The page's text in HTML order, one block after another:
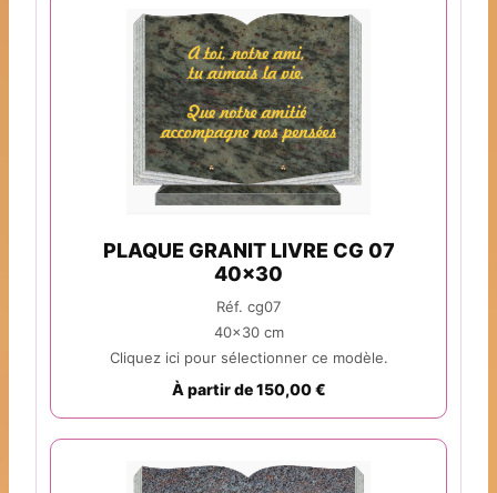
PLAQUE GRANIT LIVRE CG 07
40x30
Réf. cg07
40x30 cm
Cliquez ici pour sélectionner ce modèle.
À partir de 150,00 €